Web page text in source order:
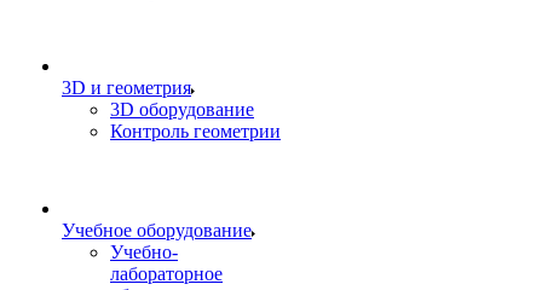
3D и геометрия
3D оборудование
Контроль геометрии
Учебное оборудование
Учебно-
лабораторное